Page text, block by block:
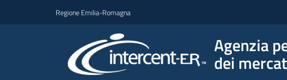
Regione Emilia-Romagna
Agenzia
dei